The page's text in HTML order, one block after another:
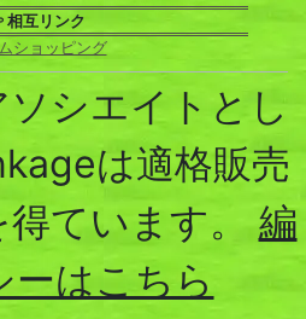
相互リンク
ショッピング
シエイトとし
は適格販売
ています。 編
ーはこちら